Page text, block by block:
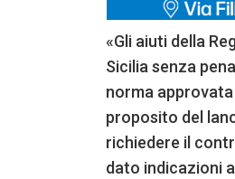
«Gli aiuti della
Sicilia senza
norma approvata
proposito del
richiedere il
dato indicazioni